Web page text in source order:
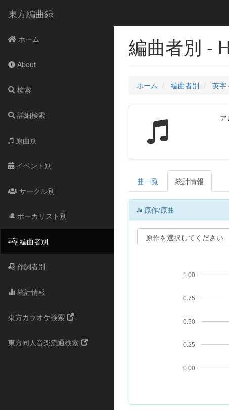
東方編曲録
ホーム
About
検索
詳細検索
原曲別
イベント別
サークル別
ボーカリスト別
編曲者別
作詞者別
統計情報
東方カラオケ検索
東方同人音楽流通検索
編曲者別 -
ホーム 編曲者別 英字
曲一覧 統計情報
原作/原曲
0.00
0.25
0.50
0.75
1.00